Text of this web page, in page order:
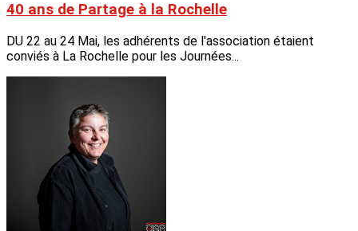
40 ans de Partage à la Rochelle
DU 22 au 24 Mai, les adhérents de l'association étaient
conviés à La Rochelle pour les Journées...